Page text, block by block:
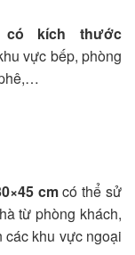
kích thước
vực bếp, phòng
cmcó thể sử
từ phòng khách,
các khu vực ngoại